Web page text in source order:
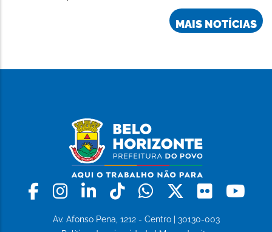
MAIS NOTÍCIAS
Facebook
Instagram
LinkedinTiktokWhatsapp
X Flickr
Av. Afonso Pena, 1212 - Centro | 30130-003